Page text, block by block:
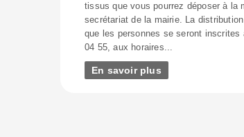
tissus que vous pourrez déposer à la
secrétariat de la mairie. La
que les personnes se seront
04 55, aux horaires...
En savoir plus